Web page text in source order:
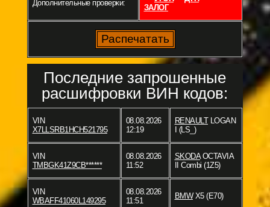
Дополнительные проверки:
ЗАЛОГ
Последние запрошенные
расшифровки ВИН кодов:
VIN
X7LLSRB1HCH521795
08.08.2026
12:19
RENAULTLOGAN
I (LS_)
VIN
TMBGK41Z9CB******
08.08.2026
11:52
SKODAOCTAVIA
II Combi (1Z5)
VIN
WBAFF41060L149295
08.08.2026
11:51
BMWX5 (E70)